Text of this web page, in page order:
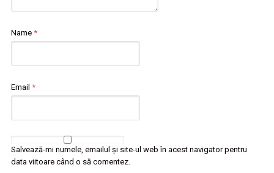
Name *
Email *
Salvează-mi numele, emailul și site-ul web în acest navigator pentru
data viitoare când o să comentez.